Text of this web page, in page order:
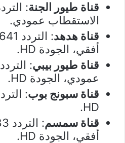
قناة طيور الجنة
الاستقطاب عمودي.
قناة هدهد
أفقي، الجودة HD.
قناة طيور بيبي
عمودي، الجودة HD.
قناة سبونج بوب
HD.
قناة سمسم
أفقي، الجودة HD.